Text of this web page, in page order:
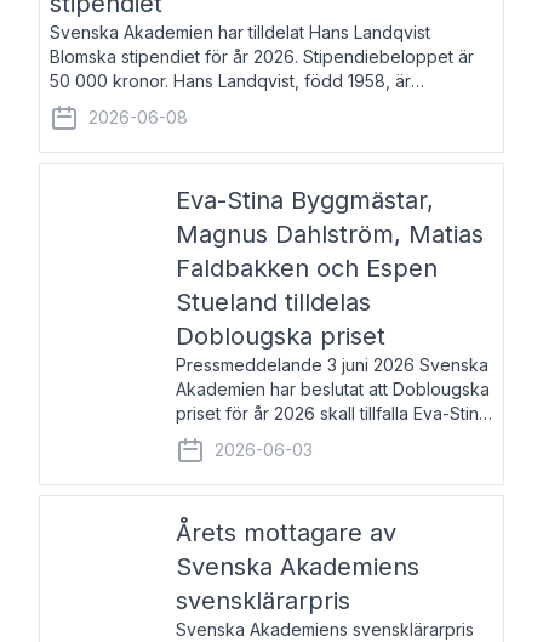
Svenska Akademien har tilldelat Hans Landqvist
Blomska stipendiet för år 2026. Stipendiebeloppet är
50 000 kronor. Hans Landqvist, född 1958, är
professor i svenska vid Göteborgs universitet. Han
disputerade år 2000 på avhandlingen Författn
2026-06-08
Eva-Stina Byggmästar,
Magnus Dahlström, Matias
Faldbakken och Espen
Stueland tilldelas
Doblougska priset
Pressmeddelande 3 juni 2026 Svenska
Akademien har beslutat att Doblougska
priset för år 2026 skall tillfalla Eva-Stina
Byggmästar, Magnus Dahlström, Matias
Faldbakken samt Espen Stueland.
Prisbeloppet är 200 000 svenska
2026-06-03
Årets mottagare av
Svenska Akademiens
svensklärarpris
Svenska Akademiens svensklärarpris